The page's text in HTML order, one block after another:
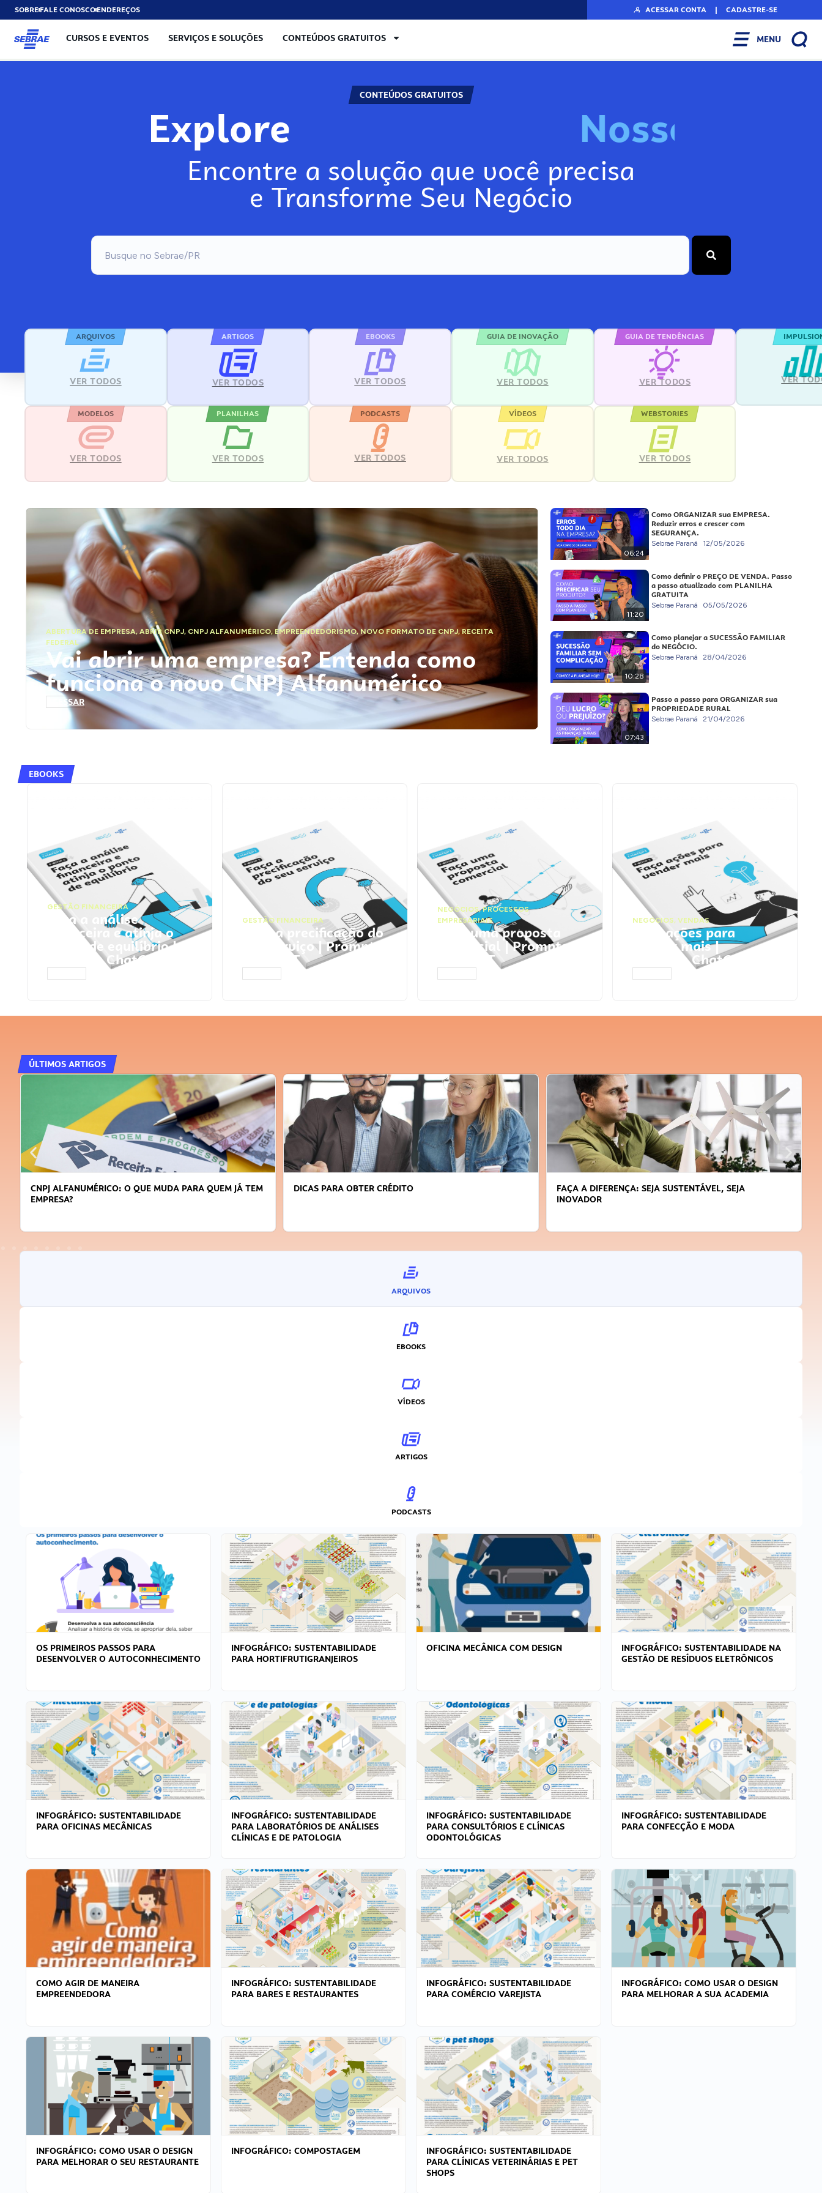
SOBREFALE CONOSCOENDEREÇOS ACESSAR CONTA | CADASTRE-SE
CURSOS E EVENTOS SERVIÇOS E SOLUÇÕES CONTEÚDOS GRATUITOS MENU
CONTEÚDOS GRATUITOS
Explore Nos
Encontre a solução que você precisa
e Transforme Seu Negócio
ARQUIVOS
VER TODOS
ARTIGOS
VER TODOS
EBOOKS
VER TODOS
GUIA DE INOVAÇÃO
VER TODOS
GUIA DE TENDÊNCIAS
VER TODOS VER
MODELOS
VER TODOS
PLANILHAS
VER TODOS
PODCASTS
VER TODOS
VÍDEOS
VER TODOS
WEBSTORIES
VER TODOS
ABERTURA DE EMPRESA,ABRIR CNPJ, CNPJ ALFANUMÉRICO, EMPREENDEDORISMO,NOVO FORMATO DE CNPJ,RECEITA
FEDERAL
Vai abrir uma empresa? Entenda como
funciona o novo CNPJ Alfanumérico
ACESSAR
06:24
Como ORGANIZAR sua EMPRESA.
Reduzir erros e crescer com
SEGURANÇA.
Sebrae Paraná 12/05/2026
11:20
Como definir o PREÇO DE VENDA. Passo
a passo atualizado com PLANILHA
GRATUITA
Sebrae Paraná 05/05/2026
10:28
Como planejar a SUCESSÃO FAMILIAR
do NEGÓCIO.
Sebrae Paraná 28/04/2026
07:43
Passo a passo para ORGANIZAR sua
PROPRIEDADE RURAL
Sebrae Paraná 21/04/2026
EBOOKS
GESTÃO FINANCEIRA
Faça a análise
financeira e atinja o
ponto de equilíbrio |
Prompts ChatGPT
GESTÃO FINANCEIRA
Faça a precificação do
seu serviço | Prompts
ChatGPT
NEGÓCIOS,PROCESSOS
EMPRESARIAIS
Faça uma proposta
comercial | Prompts
ChatGPT
NEGÓCIOS, VENDAS
Faça ações para
vender mais |
Prompts ChatGPT
ÚLTIMOS ARTIGOS
QUEM JÁ TEM DICAS PARA OBTER CRÉDITO
FAÇA A DIFERENÇA: SEJA SUSTENTÁVEL, SEJA
APRENDA A GERENCIAR O SEU TEMPO
ARQUIVOS
EBOOKS
VÍDEOS
ARTIGOS
PODCASTS
OS PRIMEIROS PASSOS PARA
DESENVOLVER O AUTOCONHECIMENTO
INFOGRÁFICO: SUSTENTABILIDADE
PARA HORTIFRUTIGRANJEIROS
OFICINA MECÂNICA COM DESIGN
INFOGRÁFICO: SUSTENTABILIDADE NA
GESTÃO DE RESÍDUOS ELETRÔNICOS
INFOGRÁFICO: SUSTENTABILIDADE
PARA OFICINAS MECÂNICAS
INFOGRÁFICO: SUSTENTABILIDADE
PARA LABORATÓRIOS DE ANÁLISES
CLÍNICAS E DE PATOLOGIA
INFOGRÁFICO: SUSTENTABILIDADE
PARA CONSULTÓRIOS E CLÍNICAS
ODONTOLÓGICAS
INFOGRÁFICO: SUSTENTABILIDADE
PARA CONFECÇÃO E MODA
COMO AGIR DE MANEIRA
EMPREENDEDORA
INFOGRÁFICO: SUSTENTABILIDADE
PARA BARES E RESTAURANTES
INFOGRÁFICO: SUSTENTABILIDADE
PARA COMÉRCIO VAREJISTA
INFOGRÁFICO: COMO USAR O DESIGN
PARA MELHORAR A SUA ACADEMIA
INFOGRÁFICO: COMO USAR O DESIGN
PARA MELHORAR O SEU RESTAURANTE
INFOGRÁFICO: COMPOSTAGEM
INFOGRÁFICO: SUSTENTABILIDADE
PARA CLÍNICAS VETERINÁRIAS E PET
SHOPS